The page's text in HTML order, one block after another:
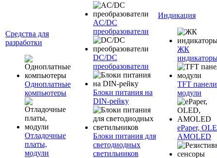
Средства для
разработки
Одноплатные
компьютеры
Отладочные
платы,
модули
AC/DC
преобразователи
DC/DC
преобразователи
Блоки питания на
DIN-рейку
Блоки питания для
светодиодных
светильников
Индикация
ЖК
TFT
модули
ePaper,
AMOLED